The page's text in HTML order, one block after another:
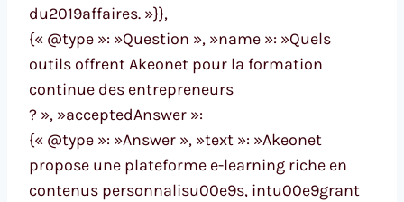
du2019affaires. »}},
{« @type »: »Question », »name »: »Quels
outils offrent Akeonet pour la formation
continue des entrepreneurs
? », »acceptedAnswer »:
{« @type »: »Answer », »text »: »Akeonet
propose une plateforme e-learning riche en
contenus personnalisu00e9s, intu00e9grant